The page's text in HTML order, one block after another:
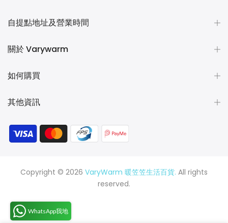
自提點地址及營業時間
關於 Varywarm
如何購買
其他資訊
Copyright © 2026 VaryWarm 暖笠笠生活百貨. All rights
reserved.
WhatsApp我地